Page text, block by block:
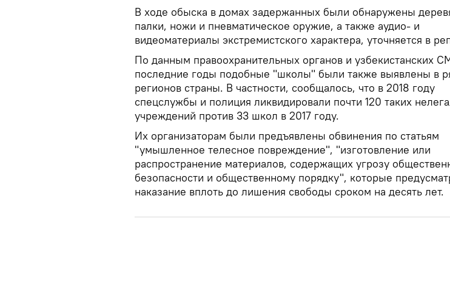
В ходе обыска в домах задержанных были обнаружены
палки, ножи и пневматическое оружие, а также аудио- и
видеоматериалы экстремистского характера, уточняется в
По данным правоохранительных органов и узбекистанских
последние годы подобные "школы" были также выявлены в
регионов страны. В частности, сообщалось, что в 2018 году
спецслужбы и полиция ликвидировали почти 120 таких
учреждений против 33 школ в 2017 году.
Их организаторам были предъявлены обвинения по статьям
"умышленное телесное повреждение", "изготовление или
распространение материалов, содержащих угрозу
безопасности и общественному порядку", которые
наказание вплоть до лишения свободы сроком на десять лет.